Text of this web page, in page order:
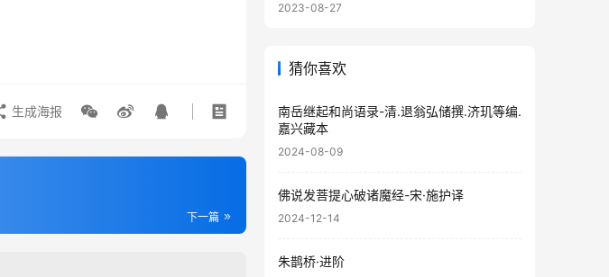
生成海报
下一篇
2023-08-27
猜你喜欢
南岳继起和尚语录-清.退翁弘储撰.济玑等编.
嘉兴藏本
2024-08-09
佛说发菩提心破诸魔经-宋·施护译
2024-12-14
朱鹊桥·进阶